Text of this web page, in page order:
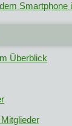
Smartphone
Überblick